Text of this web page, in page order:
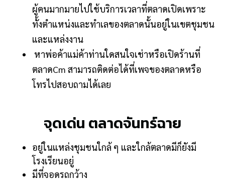
ผู้คนมากมายไปใช้บริการเวลาที่ตลาดเปิดเพราะ
ทั้งตำแหน่งและทำเลของตลาดนั้นอยู่ในเขตชุมชน
และแหล่งงาน
หาพ่อค้าแม่ค้าท่านใดสนใจเช่าหรือเปิดร้านที่
ตลาดCm สามารถติดต่อได้ที่เพจของตลาดหรือ
โทรไปสอบถามได้เลย
จุดเด่น ตลาดจันทร์ฉาย
อยู่ในแหล่งชุมชนใกล้ ๆ และใกล้ตลาดมีก็ยังมี
โรงเรียนอยู่
มีที่จอดรถกว้าง